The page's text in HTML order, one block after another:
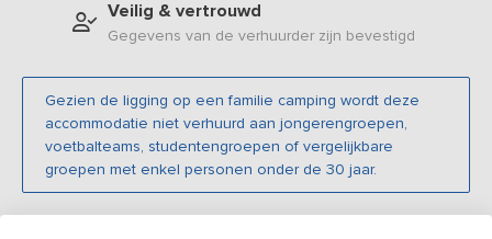
Veilig & vertrouwd
Gegevens van de verhuurder zijn bevestigd
Gezien de ligging op een familie camping wordt deze
accommodatie niet verhuurd aan jongerengroepen,
voetbalteams, studentengroepen of vergelijkbare
groepen met enkel personen onder de 30 jaar.